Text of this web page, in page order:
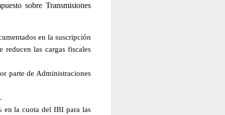
sobre Transmisiones
en la suscripción
reducen las cargas fiscales
parte de Administraciones
en la cuota del IBI para las